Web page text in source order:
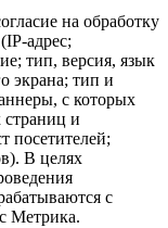
на обработку
адрес;
тип, версия, язык
экрана; тип и
с которых
и
посетителей;
В целях
с
Метрика.